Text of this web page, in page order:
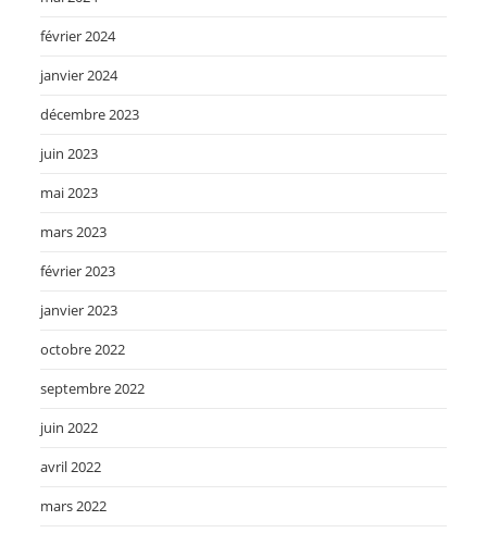
février 2024
janvier 2024
décembre 2023
juin 2023
mai 2023
mars 2023
février 2023
janvier 2023
octobre 2022
septembre 2022
juin 2022
avril 2022
mars 2022